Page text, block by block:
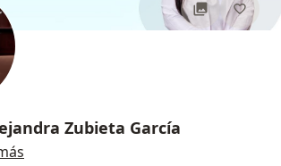
Zubieta García